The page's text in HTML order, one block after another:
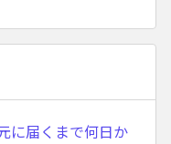
に届くまで何日か